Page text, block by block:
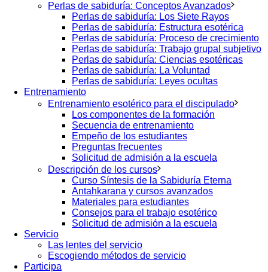
Perlas de sabiduría: Conceptos Avanzados
Perlas de sabiduría: Los Siete Rayos
Perlas de sabiduría: Estructura esotérica
Perlas de sabiduría: Proceso de crecimiento
Perlas de sabiduría: Trabajo grupal subjetivo
Perlas de sabiduría: Ciencias esotéricas
Perlas de sabiduría: La Voluntad
Perlas de sabiduría: Leyes ocultas
Entrenamiento
Entrenamiento esotérico para el discipulado
Los componentes de la formación
Secuencia de entrenamiento
Empeño de los estudiantes
Preguntas frecuentes
Solicitud de admisión a la escuela
Descripción de los cursos
Curso Síntesis de la Sabiduría Eterna
Antahkarana y cursos avanzados
Materiales para estudiantes
Consejos para el trabajo esotérico
Solicitud de admisión a la escuela
Servicio
Las lentes del servicio
Escogiendo métodos de servicio
Participa